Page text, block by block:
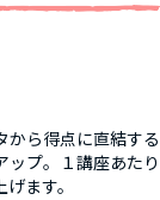
から得点に直結する
ップ。１講座あたり
ます。